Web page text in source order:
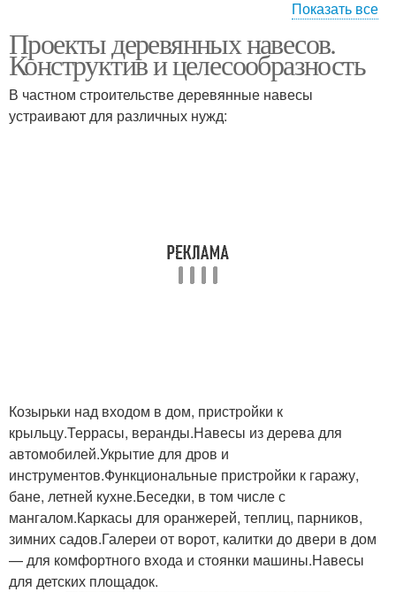
Деревянный навес Навес к дому
Показать все
Проекты деревянных навесов.
Конструктив и целесообразность
В частном строительстве деревянные навесы
устраивают для различных нужд:
Козырьки над входом в дом, пристройки к
крыльцу.Террасы, веранды.Навесы из дерева для
автомобилей.Укрытие для дров и
инструментов.Функциональные пристройки к гаражу,
бане, летней кухне.Беседки, в том числе с
мангалом.Каркасы для оранжерей, теплиц, парников,
зимних садов.Галереи от ворот, калитки до двери в дом
— для комфортного входа и стоянки машины.Навесы
для детских площадок.